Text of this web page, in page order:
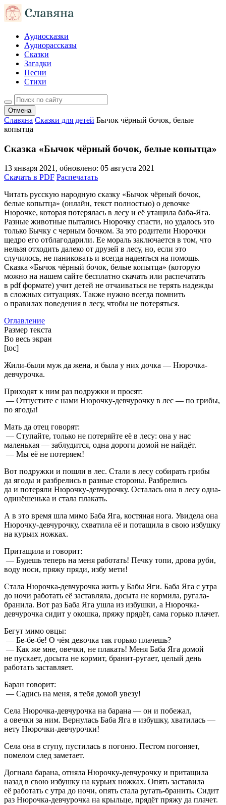
Аудиосказки
Аудиорассказы
Сказки
Загадки
Песни
Стихи
Отмена
Славяна Сказки для детей Бычок чёрный бочок, белые
копытца
Сказка «Бычок чёрный бочок, белые копытца»
13 января 2021, обновлено: 05 августа 2021
Скачать в PDF Распечатать
Читать русскую народную сказку «Бычок чёрный бочок,
белые копытца» (онлайн, текст полностью) о девочке
Нюрочке, которая потерялась в лесу и её утащила баба-Яга.
Разные животные пытались Нюрочку спасти, но удалось это
только Бычку с черным бочком. За это родители Нюрочки
щедро его отблагодарили. Ее мораль заключается в том, что
нельзя отходить далеко от друзей в лесу, но, если это
случилось, не паниковать и всегда надеяться на помощь.
Сказка «Бычок чёрный бочок, белые копытца» (которую
можно на нашем сайте бесплатно скачать или распечатать
в pdf формате) учит детей не отчаиваться не терять надежды
в сложных ситуациях. Также нужно всегда помнить
о правилах поведения в лесу, чтобы не потеряться.
Оглавление
Размер текста
Во весь экран
[toc]
Жили-были муж да жена, и была у них дочка — Нюрочка-
девчурочка.
Приходят к ним раз подружки и просят:
— Отпустите с нами Нюрочку-девчурочку в лес — по грибы,
по ягоды!
Мать да отец говорят:
— Ступайте, только не потеряйте её в лесу: она у нас
маленькая — заблудится, одна дороги домой не найдёт.
— Мы её не потеряем!
Вот подружки и пошли в лес. Стали в лесу собирать грибы
да ягоды и разбрелись в разные стороны. Разбрелись
да и потеряли Нюрочку-девчурочку. Осталась она в лесу одна-
одинёшенька и стала плакать.
А в это время шла мимо Баба Яга, костяная нога. Увидела она
Нюрочку-девчурочку, схватила её и потащила в свою избушку
на курьих ножках.
Притащила и говорит:
— Будешь теперь на меня работать! Печку топи, дрова руби,
воду носи, пряжу пряди, избу мети!
Стала Нюрочка-девчурочка жить у Бабы Яги. Баба Яга с утра
до ночи работать её заставляла, досыта не кормила, ругала-
бранила. Вот раз Баба Яга ушла из избушки, а Нюрочка-
девчурочка сидит у окошка, пряжу прядёт, сама горько плачет.
Бегут мимо овцы:
— Бе-бе-бе! О чём девочка так горько плачешь?
— Как же мне, овечки, не плакать! Меня Баба Яга домой
не пускает, досыта не кормит, бранит-ругает, целый день
работать заставляет.
Баран говорит:
— Садись на меня, я тебя домой увезу!
Села Нюрочка-девчурочка на барана — он и побежал,
а овечки за ним. Вернулась Баба Яга в избушку, хватилась —
нету Нюрочки-девчурочки!
Села она в ступу, пустилась в погоню. Пестом погоняет,
помелом след заметает.
Догнала барана, отняла Нюрочку-девчурочку и притащила
назад в свою избушку на курьих ножках. Опять заставила
её работать с утра до ночи, опять стала ругать-бранить. Сидит
раз Нюрочка-девчурочка на крыльце, прядёт пряжу да плачет.